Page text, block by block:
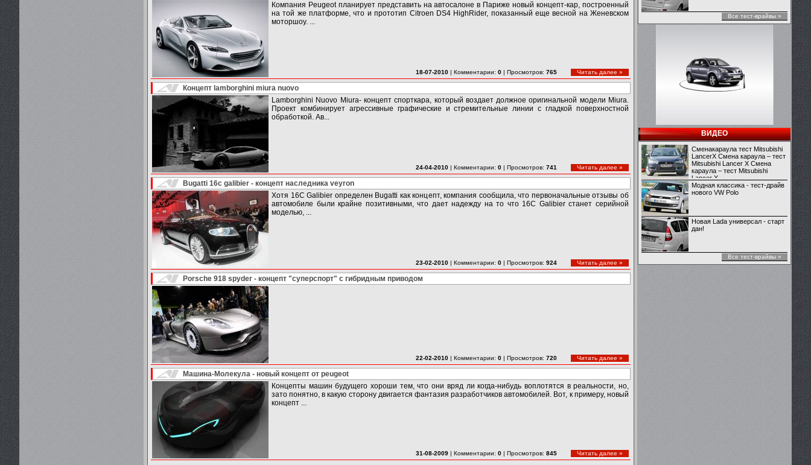
Компания Peugeot планирует представить на автосалоне в Париже новый концепт-кар, построенный
на той же платформе, что и прототип Citroen DS4 HighRider, показанный еще весной на Женевском
моторшоу. ...
18-07-2010 | Комментарии: 0 | Просмотров: 765 Читать далее »
Концепт lamborghini miura nuovo
Lamborghini Nuovo Miura- концепт спорткара, который воздает должное оригинальной модели Miura.
Проект комбинирует агрессивные графические и стремительные линии с гладкой поверхностной
обработкой. Ав...
24-04-2010 | Комментарии: 0 | Просмотров: 741 Читать далее »
Bugatti 16c galibier - концепт наследника veyron
Хотя 16C Galibier определен Bugatti как концепт, компания сообщила, что первоначальные отзывы об
автомобиле были крайне позитивными, что дает надежду на то что 16C Galibier станет серийной
моделью, ...
23-02-2010 | Комментарии: 0 | Просмотров: 924 Читать далее »
Porsche 918 spyder - концепт "суперспорт" с гибридным приводом
22-02-2010 | Комментарии: 0 | Просмотров: 720 Читать далее »
Машина-Молекула - новый концепт от peugeot
Концепты машин будущего хороши тем, что они вряд ли когда-нибудь воплотятся в реальности, но,
зато понятно, в какую сторону двигается фантазия разработчиков автомобилей. Вот, к примеру, новый
концепт ...
31-08-2009 | Комментарии: 0 | Просмотров: 845 Читать далее »
Все тест-врайвы »
ВИДЕО
Сменакараула тест Mitsubishi
LancerX Смена караула – тест
Mitsubishi Lancer X Смена
караула – тест Mitsubishi
Lancer X
Модная классика - тест-драйв
нового VW Polo
Новая Lada универсал - старт
дан!
Все тест-врайвы »